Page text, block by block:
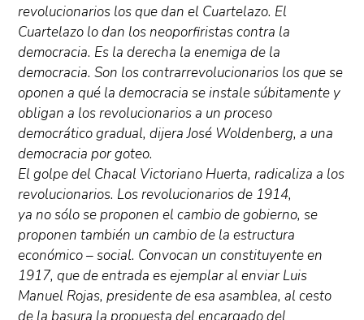
revolucionarios los que dan el Cuartelazo. El
Cuartelazo lo dan los neoporfiristas contra la
democracia. Es la derecha la enemiga de la
democracia. Son los contrarrevolucionarios los que se
oponen a qué la democracia se instale súbitamente y
obligan a los revolucionarios a un proceso
democrático gradual, dijera José Woldenberg, a una
democracia por goteo.
El golpe del Chacal Victoriano Huerta, radicaliza a los
revolucionarios. Los revolucionarios de 1914,
ya no sólo se proponen el cambio de gobierno, se
proponen también un cambio de la estructura
económico – social. Convocan un constituyente en
1917, que de entrada es ejemplar al enviar Luis
Manuel Rojas, presidente de esa asamblea, al cesto